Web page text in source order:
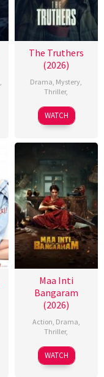
The Truthers
(2026)
Drama Mystery
Thriller,
WATCH
Maa Inti
Bangaram
(2026)
Action Drama
Thriller,
WATCH